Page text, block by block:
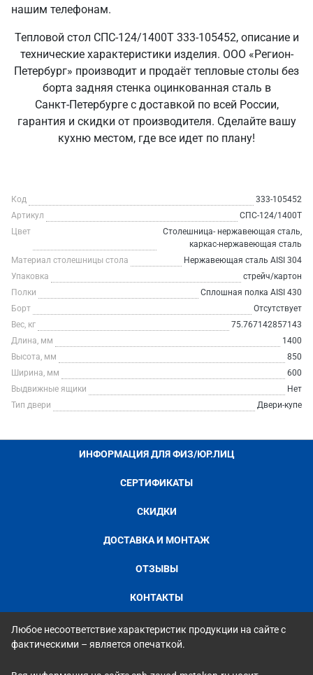
нашим телефонам.
Тепловой стол СПС-124/1400Т 333-105452, описание и
технические характеристики изделия. ООО «Регион-
Петербург» производит и продаёт тепловые столы без
борта задняя стенка оцинкованная сталь в
Санкт‑Петербурге с доставкой по всей России,
гарантия и скидки от производителя. Сделайте вашу
кухню местом, где все идет по плану!
Код
333-105452
Артикул
СПС-124/1400Т
Цвет
Столешница- нержавеющая сталь,
каркас-нержавеющая сталь
Материал столешницы стола
Нержавеющая сталь AISI 304
Упаковка
стрейч/картон
Полки
Сплошная полка AISI 430
Борт
Отсутствует
Вес, кг
75.767142857143
Длина, мм
1400
Высота, мм
850
Ширина, мм
600
Выдвижные ящики
Нет
Тип двери
Двери-купе
ИНФОРМАЦИЯ ДЛЯ ФИЗ/ЮР.ЛИЦ
СЕРТИФИКАТЫ
СКИДКИ
ДОСТАВКА И МОНТАЖ
ОТЗЫВЫ
КОНТАКТЫ
Любое несоответствие характеристик продукции на сайте с
фактическими – является опечаткой.